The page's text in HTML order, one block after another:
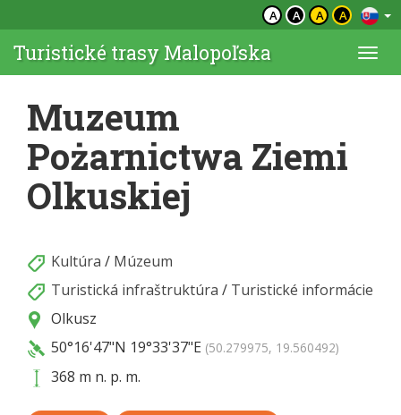
A A A A
Turistické trasy Malopoľska
Muzeum
Pożarnictwa Ziemi
Olkuskiej
Kultúra / Múzeum
Turistická infraštruktúra / Turistické informácie
Olkusz
50°16'47"N 19°33'37"E (50.279975, 19.560492)
368 m n. p. m.